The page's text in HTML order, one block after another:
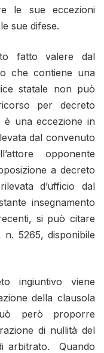
le sue eccezioni
sue difese.
fatto valere dal
che contiene una
statale non può
per decreto
è una eccezione in
dal convenuto
opponente
a decreto
d’ufficio dal
insegnamento
si può citare
n. 5265, disponibile
ingiuntivo viene
della clausola
però proporre
di nullità del
arbitrato. Quando